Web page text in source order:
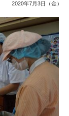
2020年7月3日（金）